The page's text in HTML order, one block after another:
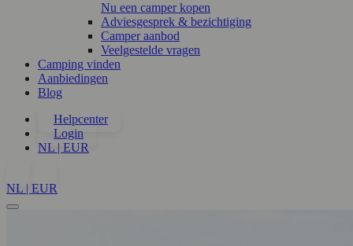
Nu een camper kopen
Adviesgesprek & bezichtiging
Camper aanbod
Veelgestelde vragen
Camping vinden
Aanbiedingen
Blog
Helpcenter
Login
NL | EUR
NL | EUR